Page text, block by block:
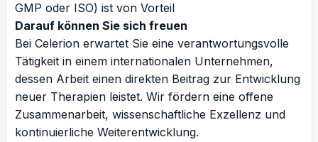
GMP oder ISO) ist von Vorteil
Darauf können Sie sich freuen
Bei Celerion erwartet Sie eine verantwortungsvolle
Tätigkeit in einem internationalen Unternehmen,
dessen Arbeit einen direkten Beitrag zur Entwicklung
neuer Therapien leistet. Wir fördern eine offene
Zusammenarbeit, wissenschaftliche Exzellenz und
kontinuierliche Weiterentwicklung.